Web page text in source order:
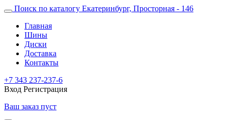
Поиск по каталогу Екатеринбург, Просторная - 146
Главная
Шины
Диски
Доставка
Контакты
+7 343 237-237-6
Вход Регистрация
Ваш заказ пуст